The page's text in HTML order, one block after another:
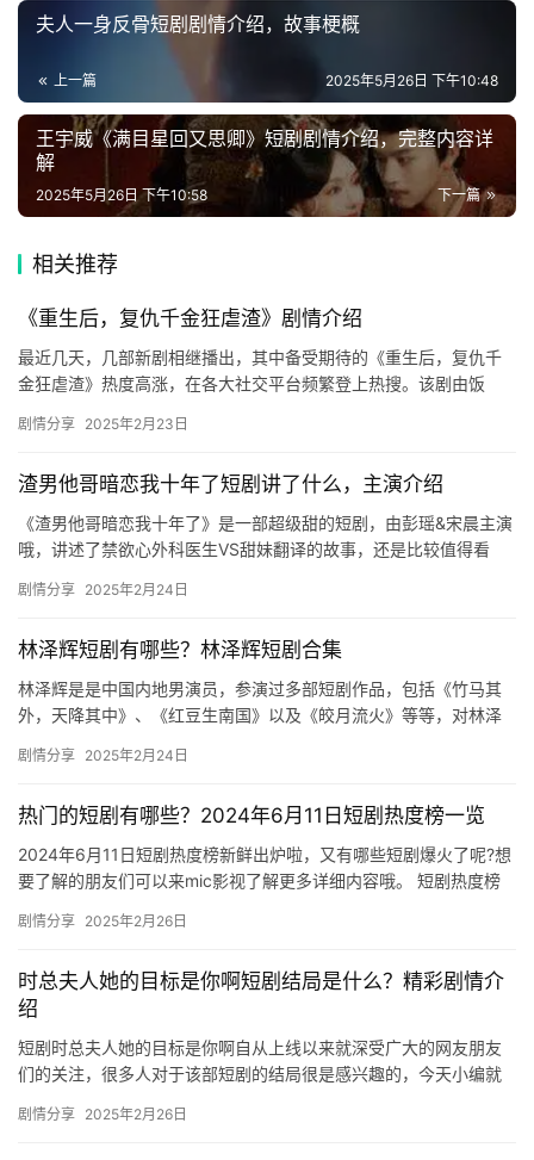
星
选
🎬
短
剧
剧
场
夫人一身反骨短剧剧情介绍，故事梗概
上一篇 2025年5月26日 下午10:48
王宇威《满目星回又思卿》短剧剧情介绍，完整内容详
解
下一篇
2025年5月26日 下午10:58
相关推荐
《重生后，复仇千金狂虐渣》剧情介绍
最近几天，几部新剧相继播出，其中备受期待的《重生后，复仇千
金狂虐渣》热度高涨，在各大社交平台频繁登上热搜。该剧由饭
剧情分享 2025年2月23日
渣男他哥暗恋我十年了短剧讲了什么，主演介绍
《渣男他哥暗恋我十年了》是一部超级甜的短剧，由彭瑶&宋晨主演
哦，讲述了禁欲心外科医生VS甜妹翻译的故事，还是比较值得看
剧情分享 2025年2月24日
林泽辉短剧有哪些？林泽辉短剧合集
林泽辉是是中国内地男演员，参演过多部短剧作品，包括《竹马其
外，天降其中》、《红豆生南国》以及《皎月流火》等等，对林泽
剧情分享 2025年2月24日
热门的短剧有哪些？2024年6月11日短剧热度榜一览
2024年6月11日短剧热度榜新鲜出炉啦，又有哪些短剧爆火了呢?想
要了解的朋友们可以来mic影视了解更多详细内容哦。 短剧热度榜
剧情分享 2025年2月26日
时总夫人她的目标是你啊短剧结局是什么？精彩剧情介
绍
短剧时总夫人她的目标是你啊自从上线以来就深受广大的网友朋友
们的关注，很多人对于该部短剧的结局很是感兴趣的，今天小编就
她的…
剧情分享 2025年2月26日